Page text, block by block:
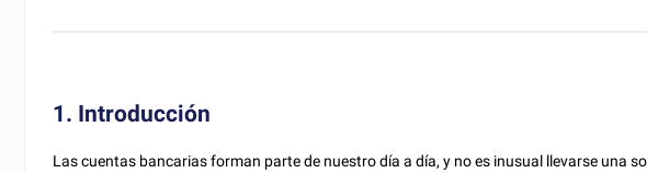
1. Introducción
Las cuentas bancarias forman parte de nuestro día a día, y no es inusual llevarse una